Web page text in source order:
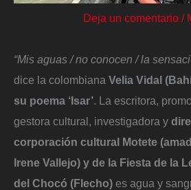
Deja un comentario /
“Mis aguas / no conocen / la
dice la colombiana Velia Vidal
su poema ‘Isar’. La escritora,
gestora cultural, investigadora y
corporación cultural Motete
Irene Vallejo) y de la Fiesta de la
del Chocó (Flecho) es agua y